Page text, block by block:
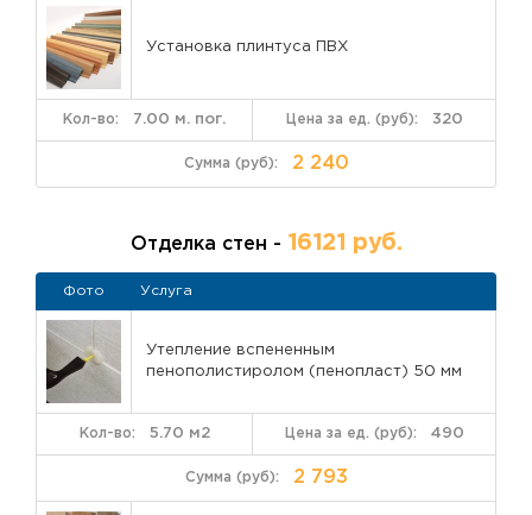
Установка плинтуса ПВХ
320
7.00 м. пог.
2 240
Отделка стен - 16121 руб.
Фото Услуга
Утепление вспененным
пенополистиролом (пенопласт) 50 мм
490
5.70 м2
2 793